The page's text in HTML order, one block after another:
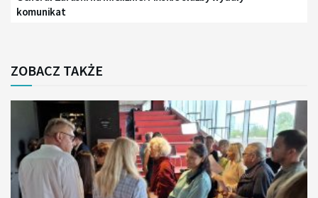
komunikat
ZOBACZ TAKŻE